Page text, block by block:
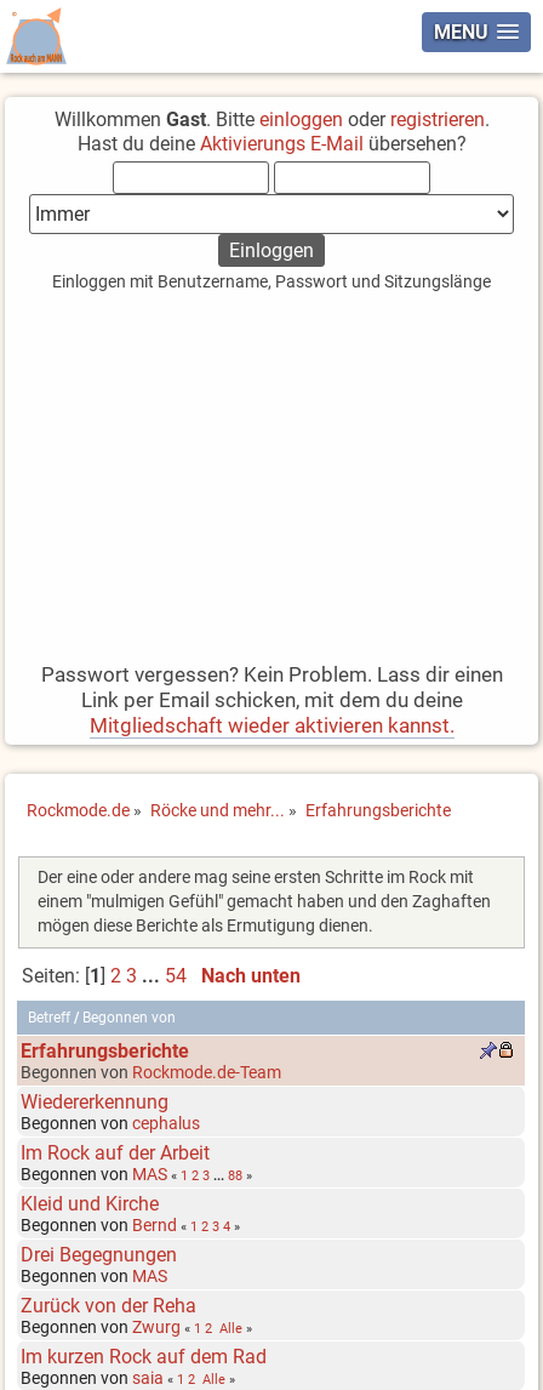
MENU
Willkommen Gast. Bitte einloggen oder registrieren.
Hast du deine Aktivierungs E-Mail übersehen?
Einloggen mit Benutzername, Passwort und Sitzungslänge
Passwort vergessen? Kein Problem. Lass dir einen
Link per Email schicken, mit dem du deine
Mitgliedschaft wieder aktivieren kannst.
Rockmode.de » Röcke und mehr... » Erfahrungsberichte
Der eine oder andere mag seine ersten Schritte im Rock mit
einem "mulmigen Gefühl" gemacht haben und den Zaghaften
mögen diese Berichte als Ermutigung dienen.
Seiten: [1] 2 3 ... 54 Nach unten
Betreff/ Begonnen von
Erfahrungsberichte
Begonnen von Rockmode.de-Team
Wiedererkennung
Begonnen voncephalus
Im Rock auf der Arbeit
Begonnen von MAS « 1 2 3 ...88 »
Kleid und Kirche
Begonnen von Bernd « 1 2 3 4 »
Drei Begegnungen
Begonnen von MAS
Zurück von der Reha
Begonnen vonZwurg « 1 2 Alle »
Im kurzen Rock auf dem Rad
Begonnen vonsaia « 1 2 Alle »